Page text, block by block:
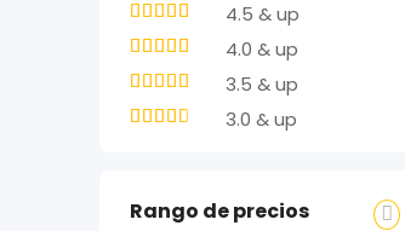
4.5 & up
4.0 & up
3.5 & up
3.0 & up
Rango de precios